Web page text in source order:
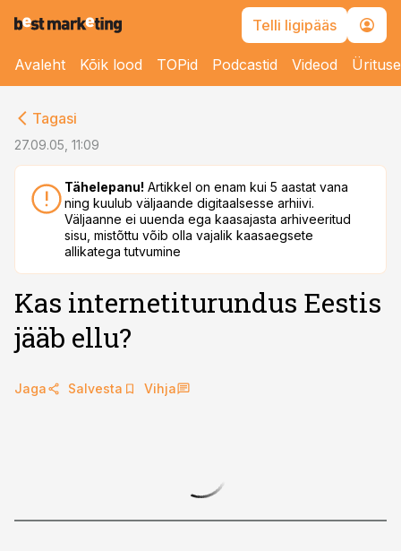
Telli ligipääs
Avaleht Kõik lood TOPid Podcastid Videod
Tagasi
27.09.05, 11:09
Tähelepanu! Artikkel on enam kui 5 aastat vana
ning kuulub väljaande digitaalsesse arhiivi.
Väljaanne ei uuenda ega kaasajasta arhiveeritud
sisu, mistõttu võib olla vajalik kaasaegsete
allikatega tutvumine
Kas internetiturundus Eestis
jääb ellu?
Jaga Salvesta Vihja